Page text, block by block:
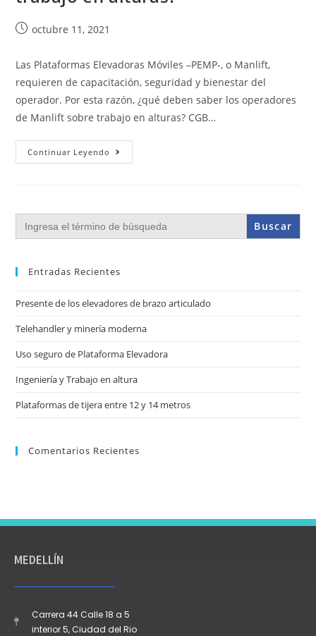
octubre 11, 2021
Las Plataformas Elevadoras Móviles –PEMP-, o Manlift,
requieren de capacitación, seguridad y bienestar del
operador. Por esta razón, ¿qué deben saber los operadores
de Manlift sobre trabajo en alturas? CGB…
Continuar Leyendo
Buscar:
Entradas Recientes
Presente de los elevadores de brazo articulado
Telehandler y minería moderna
Uso seguro de Plataforma Elevadora
Ingeniería y Trabajo en altura
Plataformas de tijera entre 12 y 14 metros
Comentarios Recientes
MEDELLÍN
Carrera 44 Calle 18 a 5
interior 5, Ciudad del Rio